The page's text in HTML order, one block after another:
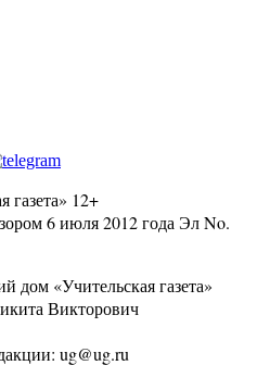
газета» 12+
6 июля 2012 года Эл No.
дом «Учительская газета»
Викторович
ug@ug.ru